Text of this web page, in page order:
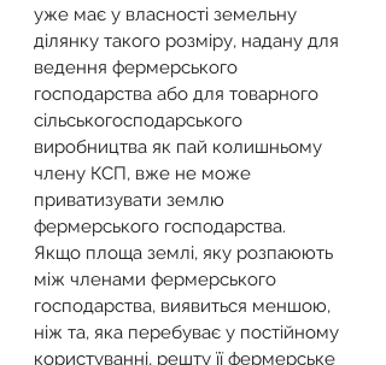
уже має у власності земельну
ділянку такого розміру, надану для
ведення фермерського
господарства або для товарного
сільськогосподарського
виробництва як пай колишньому
члену КСП, вже не може
приватизувати землю
фермерського господарства.
Якщо площа землі, яку розпаюють
між членами фермерського
господарства, виявиться меншою,
ніж та, яка перебуває у постійному
користуванні, решту її фермерське